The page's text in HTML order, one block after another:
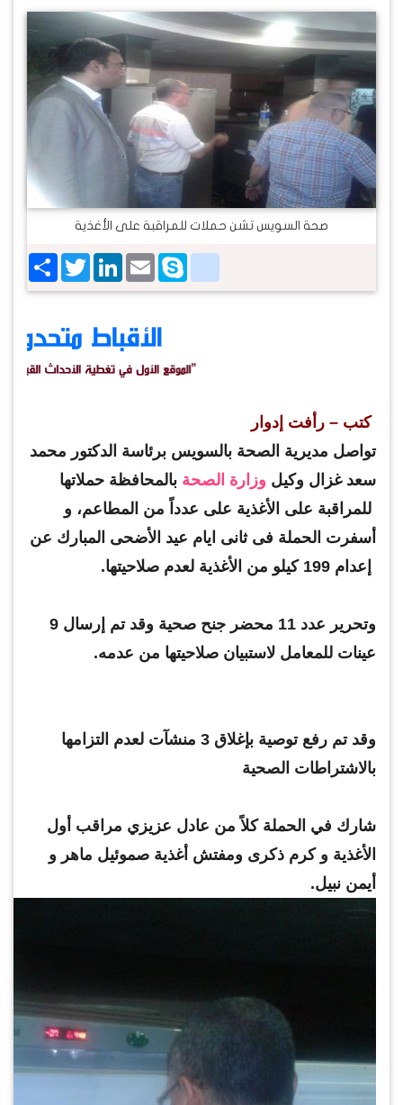
صحة السويس تشن حملات للمراقبة على الأغذية
ShareTwitterLinkedIn EmailSkype
google_bookmarks
كتب – رأفت إدوار
تواصل مديرية الصحة بالسويس برئاسة الدكتور محمد
سعد غزال وكيل وزارة الصحة بالمحافظة حملاتها
للمراقبة على الأغذية على عدداً من المطاعم، و
أسفرت الحملة فى ثانى ايام عيد الأضحى المبارك عن
إعدام 199 كيلو من الأغذية لعدم صلاحيتها.
وتحرير عدد 11 محضر جنح صحية وقد تم إرسال 9
عينات للمعامل لاستبيان صلاحيتها من عدمه.
وقد تم رفع توصية بإغلاق 3 منشآت لعدم التزامها
بالاشتراطات الصحية
شارك في الحملة كلاً من عادل عزيزي مراقب أول
الأغذية و كرم ذكرى ومفتش أغذية صموئيل ماهر و
أيمن نبيل.